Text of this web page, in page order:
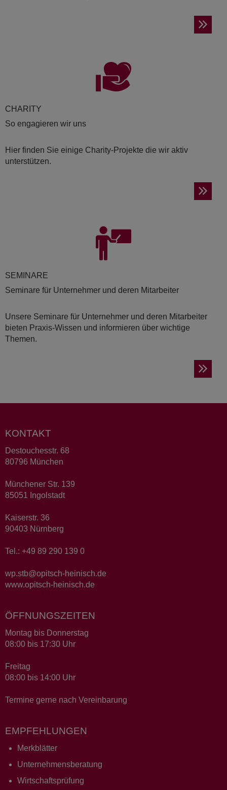
CHA­RI­TY
So engagieren wir uns
Hier finden Sie einige Charity-Projekte die wir aktiv
unterstützen.
SE­MI­NA­RE
Seminare für Unternehmer und deren Mitarbeiter
Unsere Seminare für Unternehmer und deren Mitarbeiter
bieten Praxis-Wissen und informieren über wichtige
Themen.
KONTAKT
Destouchesstr. 68
80796 München
Münchener Str. 139
85051 Ingolstadt
Kaiserstr. 36
90403 Nürnberg
Tel.: +49 89 290 139 0
wp.stb@opitsch-heinisch.de
www.opitsch-heinisch.de
ÖFFNUNGSZEITEN
Montag bis Donnerstag
08:00 bis 17:30 Uhr
Freitag
08:00 bis 14:00 Uhr
Termine gerne nach Vereinbarung
EMPFEHLUNGEN
Merkblätter
Unternehmensberatung
Wirtschaftsprüfung